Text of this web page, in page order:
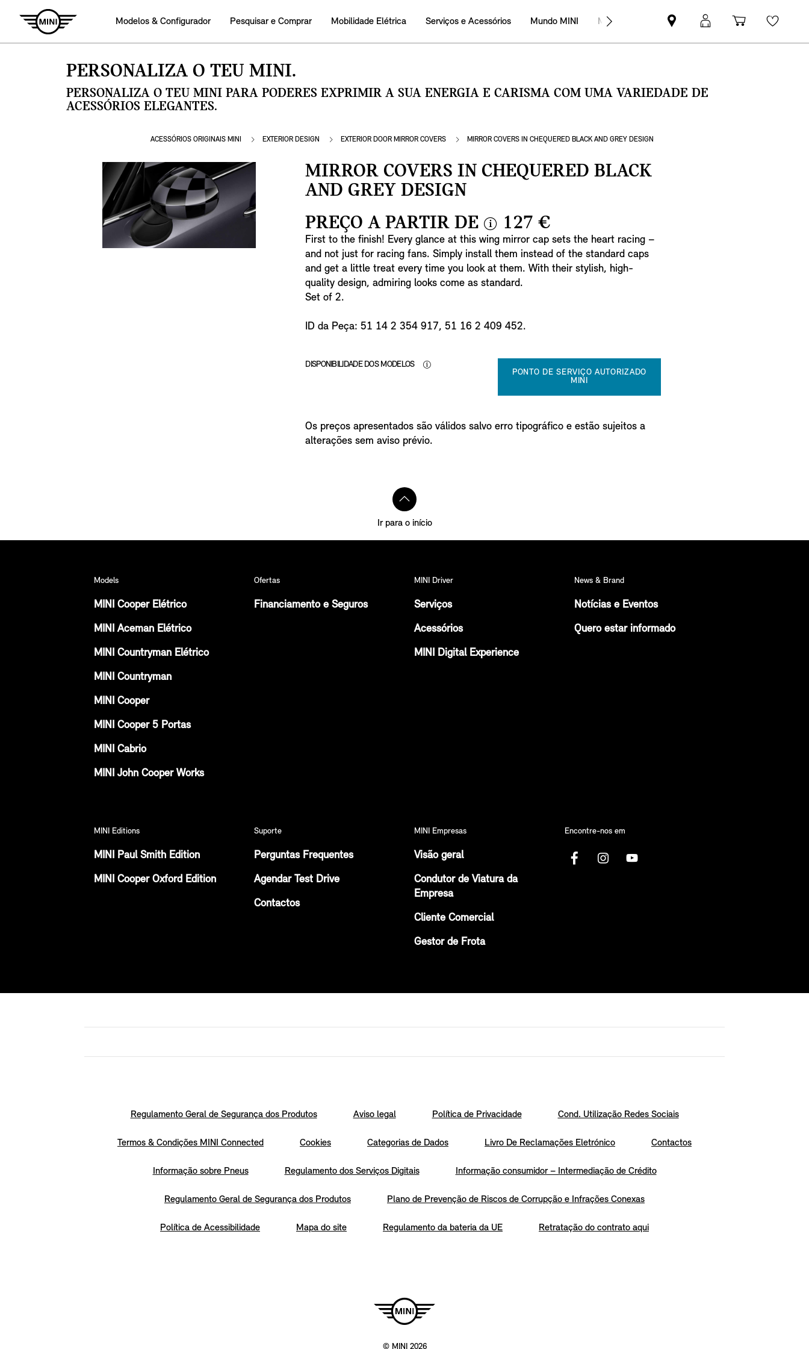
Modelos & Configurador Pesquisar e Comprar Mobilidade Elétrica Serviços e Acessórios Mundo MINI MINI Empresas
Pesquisar
parceiro
Iniciar
sessão
Carrinho
de
PERSONALIZA O TEU MINI.
PERSONALIZA O TEU MINI PARA PODERES EXPRIMIR A SUA ENERGIA E CARISMA COM UMA VARIEDADE DE
ACESSÓRIOS ELEGANTES.
ACESSÓRIOS ORIGINAIS MINI EXTERIOR DESIGN EXTERIOR DOOR MIRROR COVERS MIRROR COVERS IN CHEQUERED BLACK AND GREY DESIGN
MIRROR COVERS IN CHEQUERED BLACK
AND GREY DESIGN
PREÇO A PARTIR DE
i
n
f
o
127 €
First to the finish! Every glance at this wing mirror cap sets the heart racing –
and not just for racing fans. Simply install them instead of the standard caps
and get a little treat every time you look at them. With their stylish, high-
quality design, admiring looks come as standard.
Set of 2.
ID da Peça: 51 14 2 354 917, 51 16 2 409 452.
DISPONIBILIDADE DOS MODELOS
PONTO DE SERVIÇO AUTORIZADO
MINI
Os preços apresentados são válidos salvo erro tipográfico e estão sujeitos a
alterações sem aviso prévio.
Ir para o início
Models
MINI Cooper Elétrico
MINI Aceman Elétrico
MINI Countryman Elétrico
MINI Countryman
MINI Cooper
MINI Cooper 5 Portas
MINI Cabrio
MINI John Cooper Works
Ofertas
Financiamento e Seguros
MINI Driver
Serviços
Acessórios
MINI Digital Experience
News & Brand
Notícias e Eventos
Quero estar informado
MINI Editions
MINI Paul Smith Edition
MINI Cooper Oxford Edition
Suporte
Perguntas Frequentes
Agendar Test Drive
Contactos
MINI Empresas
Visão geral
Condutor de Viatura da
Empresa
Cliente Comercial
Gestor de Frota
Encontre-nos em
Regulamento Geral de Segurança dos Produtos Aviso legal Política de Privacidade Cond. Utilização Redes Sociais
Termos & Condições MINI Connected Cookies Categorias de Dados Livro De Reclamações Eletrónico Contactos
Informação sobre Pneus Regulamento dos Serviços Digitais Informação consumidor – Intermediação de Crédito
Regulamento Geral de Segurança dos Produtos Plano de Prevenção de Riscos de Corrupção e Infrações Conexas
Política de Acessibilidade Mapa do site Regulamento da bateria da UE Retratação do contrato aqui
© MINI 2026